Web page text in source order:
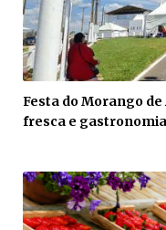
Festa do Morango
fresca e gastronomia